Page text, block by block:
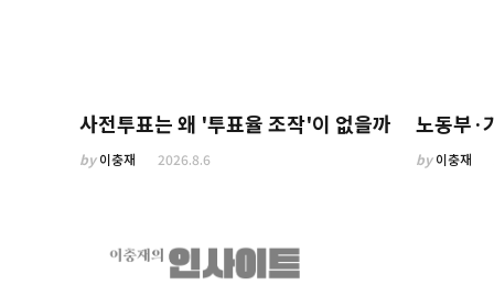
사전투표는 왜 '투표율 조작'이 없을까
by이충재 2026.8.6
노동부·
by이충재